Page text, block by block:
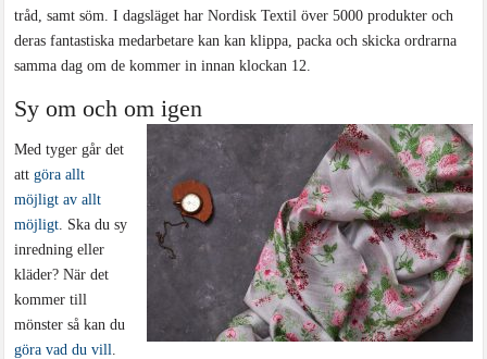
tråd, samt söm. I dagsläget har Nordisk Textil över 5000 produkter och
deras fantastiska medarbetare kan kan klippa, packa och skicka ordrarna
samma dag om de kommer in innan klockan 12.
Sy om och om igen
Med tyger går det
attgöra allt
möjligt av allt
möjligt . Ska du sy
inredning eller
kläder? När det
kommer till
mönster så kan du
göra vad du vill